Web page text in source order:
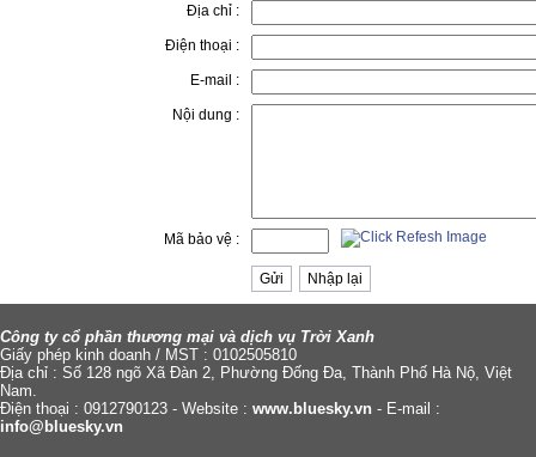
Địa chỉ :
Điện thoại :
E-mail :
Nội dung :
Mã bảo vệ :
Công ty cổ phần thương mại và dịch vụ Trời Xanh
Giấy phép kinh doanh / MST : 0102505810
Địa chỉ : Số 128 ngõ Xã Đàn 2, Phường Đống Đa, Thành Phố Hà Nộ, Việt
Nam.
Điện thoại : 0912790123 - Website : www.bluesky.vn - E-mail :
info@bluesky.vn